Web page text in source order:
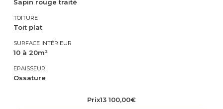
Sapin rouge traité
TOITURE
Toit plat
SURFACE INTÉRIEUR
10 à 20m²
EPAISSEUR
Ossature
Prix13 100,00€